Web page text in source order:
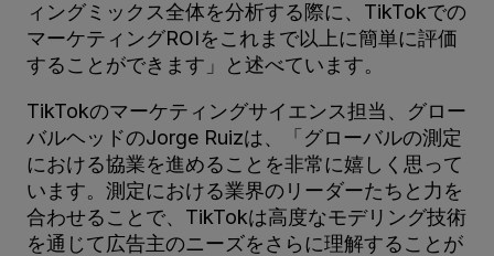
ィングミックス全体を分析する際に、TikTokでの
マーケティングROIをこれまで以上に簡単に評価
することができます」と述べています。
TikTokのマーケティングサイエンス担当、グロー
バルヘッドのJorge Ruizは、「グローバルの測定
における協業を進めることを非常に嬉しく思って
います。測定における業界のリーダーたちと力を
合わせることで、TikTokは高度なモデリング技術
を通じて広告主のニーズをさらに理解することが